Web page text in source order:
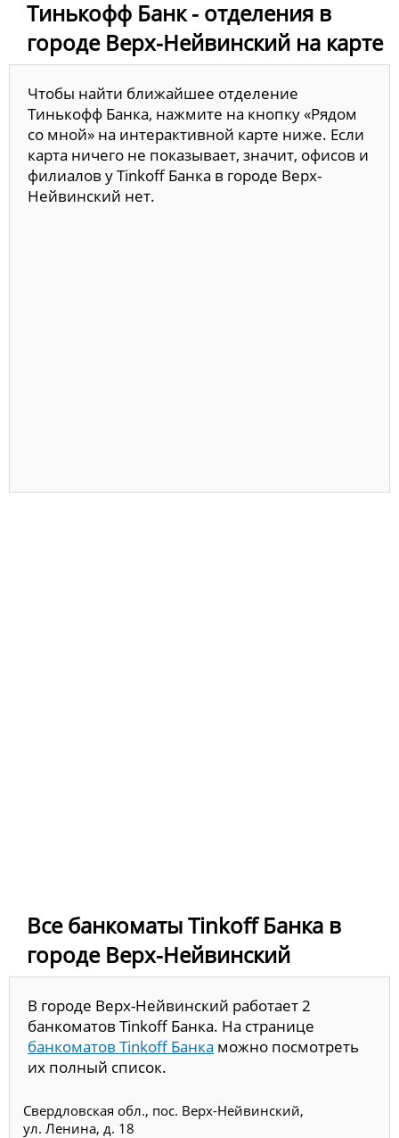
Тинькофф Банк - отделения в
городе Верх-Нейвинский на карте
Чтобы найти ближайшее отделение
Тинькофф Банка, нажмите на кнопку «Рядом
со мной» на интерактивной карте ниже. Если
карта ничего не показывает, значит, офисов и
филиалов у Tinkoff Банка в городе Верх-
Нейвинский нет.
Все банкоматы Tinkoff Банка в
городе Верх-Нейвинский
В городе Верх-Нейвинский работает 2
банкоматов Tinkoff Банка. На странице
банкоматов Tinkoff Банка можно посмотреть
их полный список.
Свердловская обл., пос. Верх-Нейвинский,
ул. Ленина, д. 18